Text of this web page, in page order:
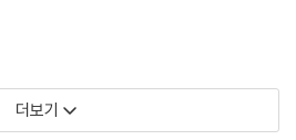
더보기